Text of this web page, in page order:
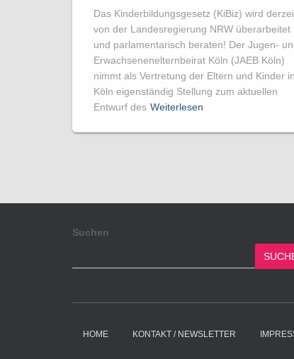
Das Kinderbildungsgesetz (KiBiz) wird
von der Landesregierung NRW überarbeitet
und parlamentarisch beraten! Der Jugen-
Erwachsenen­elternbeirat Köln (JAEB Köln)
nimmt als Vertretung der Eltern und Kinder in
Köln eigenständig Stellung zum aktuellen
Entwurf des Weiterlesen
Suchen
HOME KONTAKT / NEWSLETTER